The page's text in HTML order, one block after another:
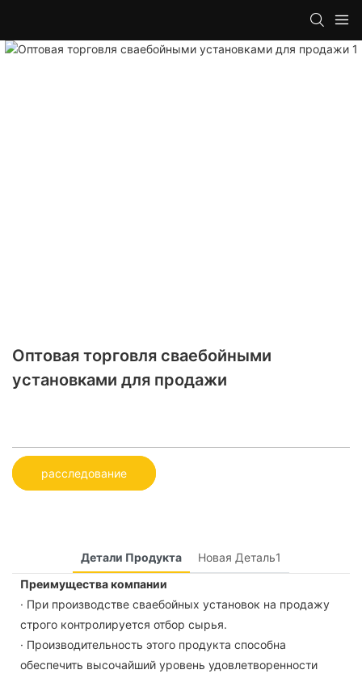
Оптовая торговля сваебойными
установками для продажи
расследование
Детали Продукта
Новая Деталь1
Преимущества компании
· При производстве сваебойных установок на продажу
строго контролируется отбор сырья.
· Производительность этого продукта способна
обеспечить высочайший уровень удовлетворенности